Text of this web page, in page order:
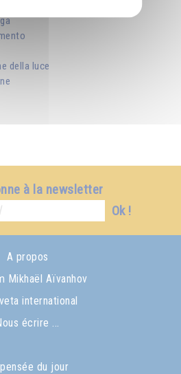
della luce
à la newsletter
Ok !
A propos
Mikhaël Aïvanhov
international
écrire ...
du jour